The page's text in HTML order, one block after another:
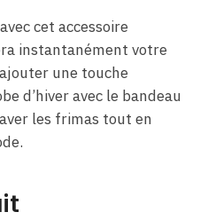
cet accessoire
instantanément votre
une touche
d’hiver avec le bandeau
les frimas tout en